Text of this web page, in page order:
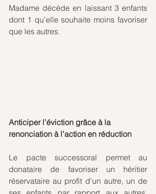
Madame décède en laissant 3 enfants
dont 1 qu’elle souhaite moins favoriser
que les autres.
Anticiper l’éviction grâce à la
renonciation à l’action en réduction
Le pacte successoral permet au
donataire de favoriser un héritier
réservataire au profit d'un autre, un de